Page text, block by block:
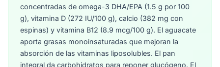
concentradas de omega-3 DHA/EPA (1.5 g por 100
g), vitamina D (272 IU/100 g), calcio (382 mg con
espinas) y vitamina B12 (8.9 mcg/100 g). El aguacate
aporta grasas monoinsaturadas que mejoran la
absorción de las vitaminas liposolubles. El pan
integral da carbohidratos para reponer glucógeno. El